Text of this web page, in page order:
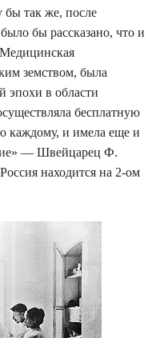
бы так же, после
бы рассказано, что и
земством, была
эпохи в области
бесплатную
каждому, и имела еще и
— Швейцарец Ф.
находится на 2-ом